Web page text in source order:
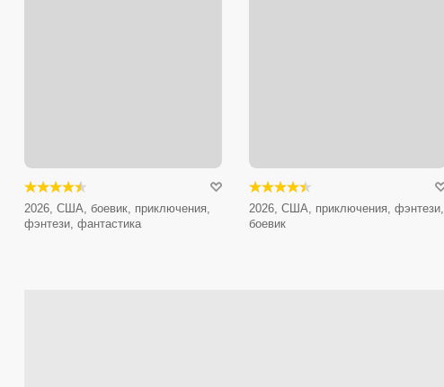
2026, США, боевик, приключения,
фэнтези, фантастика
2026, США, приключения, фэнтези,
боевик